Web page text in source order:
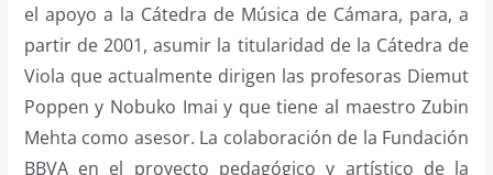
el apoyo a la Cátedra de Música de Cámara, para, a
partir de 2001, asumir la titularidad de la Cátedra de
Viola que actualmente dirigen las profesoras Diemut
Poppen y Nobuko Imai y que tiene al maestro Zubin
Mehta como asesor. La colaboración de la Fundación
BBVA en el proyecto pedagógico y artístico de la